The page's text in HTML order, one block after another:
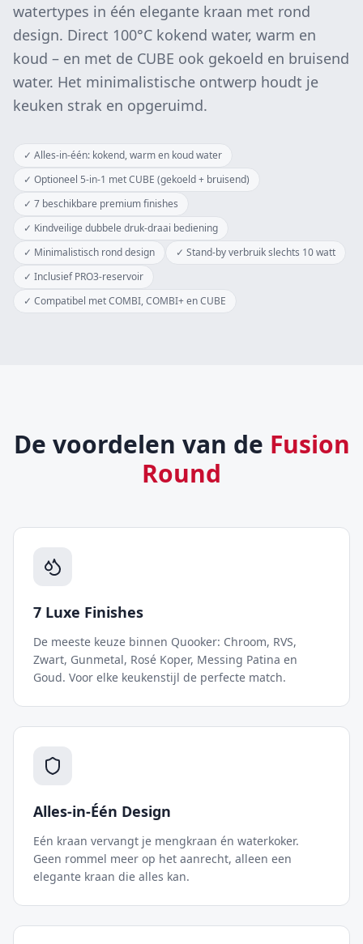
watertypes in één elegante kraan met rond
design. Direct 100°C kokend water, warm en
koud – en met de CUBE ook gekoeld en bruisend
water. Het minimalistische ontwerp houdt je
keuken strak en opgeruimd.
✓ Alles-in-één: kokend, warm en koud water
✓ Optioneel 5-in-1 met CUBE (gekoeld + bruisend)
✓ 7 beschikbare premium finishes
✓ Kindveilige dubbele druk-draai bediening
✓ Minimalistisch rond design ✓ Stand-by verbruik slechts 10 watt
✓ Inclusief PRO3-reservoir
✓ Compatibel met COMBI, COMBI+ en CUBE
De voordelen van de Fusion
Round
7 Luxe Finishes
De meeste keuze binnen Quooker: Chroom, RVS,
Zwart, Gunmetal, Rosé Koper, Messing Patina en
Goud. Voor elke keukenstijl de perfecte match.
Alles-in-Één Design
Eén kraan vervangt je mengkraan én waterkoker.
Geen rommel meer op het aanrecht, alleen een
elegante kraan die alles kan.